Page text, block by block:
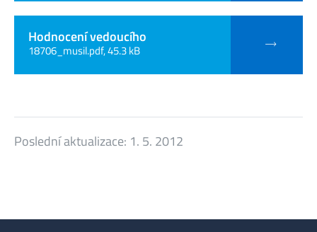
Hodnocení vedoucího
18706_musil.pdf, 45.3 kB
Poslední aktualizace: 1. 5. 2012